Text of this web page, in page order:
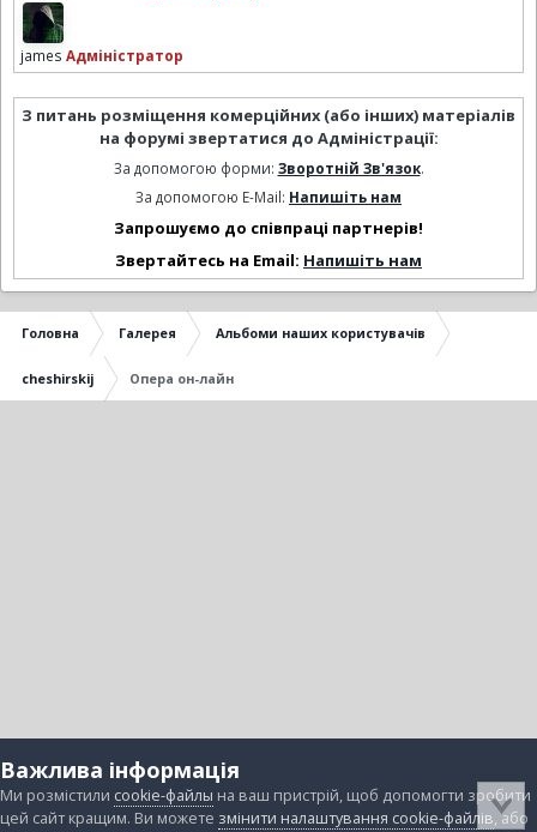
james Адміністратор
З питань розміщення комерційних (або інших) матеріалів
на форумі звертатися до Адміністрації:
За допомогою форми: Зворотній Зв'язок.
За допомогою E-Mail: Напишіть нам
Запрошуємо до співпраці партнерів!
Звертайтесь на Email: Напишіть нам
Головна Галерея Альбоми наших користувачів
cheshirskij Опера он-лайн
Важлива інформація
Ми розмістили cookie-файлы на ваш пристрій, щоб допомогти зробити
цей сайт кращим. Ви можете змінити налаштування cookie-файлів, або